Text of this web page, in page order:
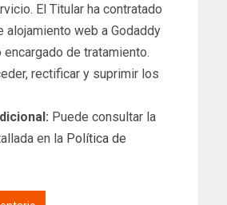
El Titular ha contratado
web a Godaddy
encargado de tratamiento.
rectificar y suprimir los
Puede consultar la
en la Política de